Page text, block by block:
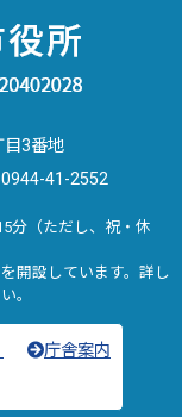
3番地
41-2552
分（ただし、祝・休
開設しています。詳し
。
庁舎案内